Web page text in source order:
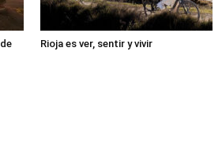
Rioja es ver, sentir y vivir